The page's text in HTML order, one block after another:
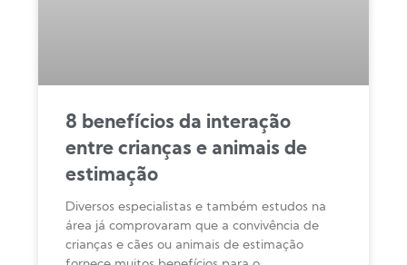
8 benefícios da interação
entre crianças e animais de
estimação
Diversos especialistas e também estudos na
área já comprovaram que a convivência de
crianças e cães ou animais de estimação